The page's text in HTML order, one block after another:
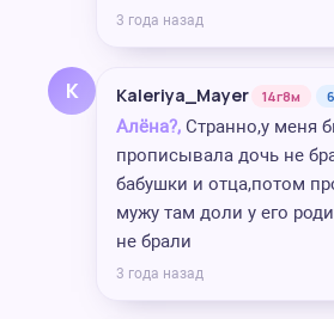
3 года назад
K Kaleriya_Mayer 14г8м
Алёна?, Странно,у меня
прописывала дочь не
бабушки и отца,потом
мужу там доли у его
не брали
3 года назад